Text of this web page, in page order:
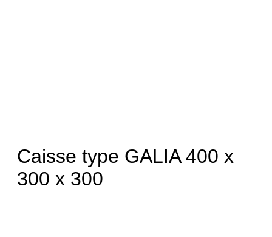
Caisse type GALIA 400 x
300 x 300